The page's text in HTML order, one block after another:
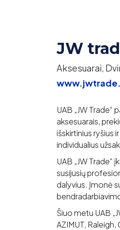
JW
Aksesuarai,
UAB „JW Trade“
aksesuarais,
išskirtinius ryšius
individualius
UAB „JW Trade“
susijusių
dalyvius. Įmonė
Šiuo metu UAB
AZIMUT,